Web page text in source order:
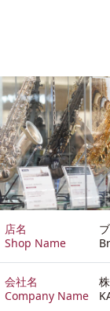
店名
Shop Name
会社名
Company Name